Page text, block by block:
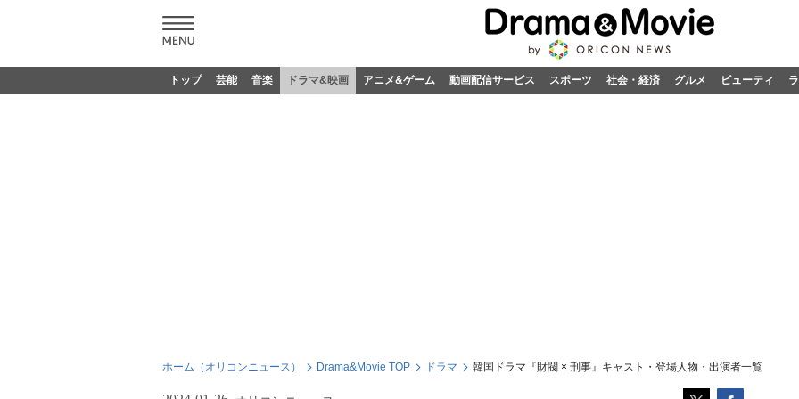
トップ 芸能 音楽 ドラマ&映画 アニメ&ゲーム 動画配信サービス スポーツ 社会・経済 グルメ ビューティ
ホーム（オリコンニュース） Drama&Movie TOP ドラマ 韓国ドラマ『財閥 × 刑事』キャスト・登場人物・出演者一覧